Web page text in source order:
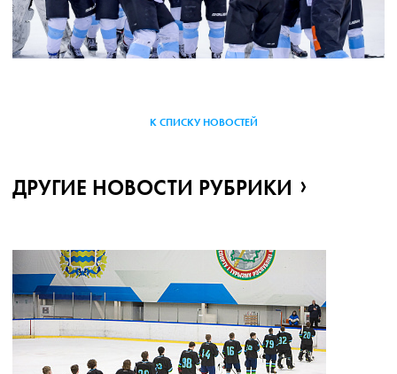
К СПИСКУ НОВОСТЕЙ
ДРУГИЕ НОВОСТИ РУБРИКИ